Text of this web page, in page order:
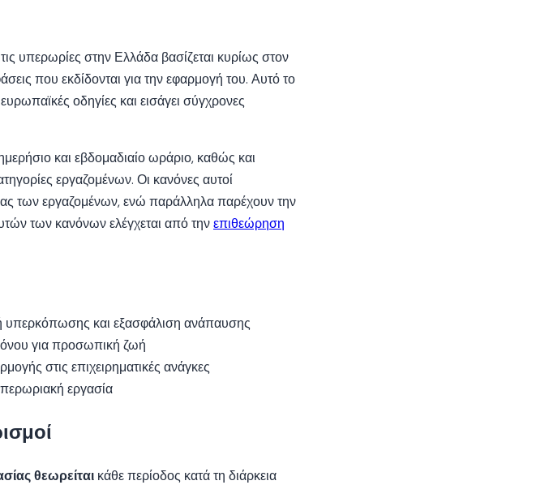
υπερωρίες στην Ελλάδα βασίζεται κυρίως στον
που εκδίδονται για την εφαρμογή του. Αυτό το
οδηγίες και εισάγει σύγχρονες
και εβδομαδιαίο ωράριο, καθώς και
εργαζομένων. Οι κανόνες αυτοί
των εργαζομένων, ενώ παράλληλα παρέχουν την
των κανόνων ελέγχεται από τηνεπιθεώρηση
και εξασφάλιση ανάπαυσης
για προσωπική ζωή
στις επιχειρηματικές ανάγκες
εργασία
θεωρείται κάθε περίοδος κατά τη διάρκεια